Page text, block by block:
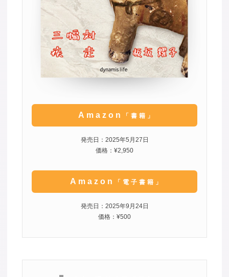
Amazon 「書籍」
発売日：2025年5月27日
価格：¥2,950
Amazon 「電子書籍」
発売日：2025年9月24日
価格：¥500